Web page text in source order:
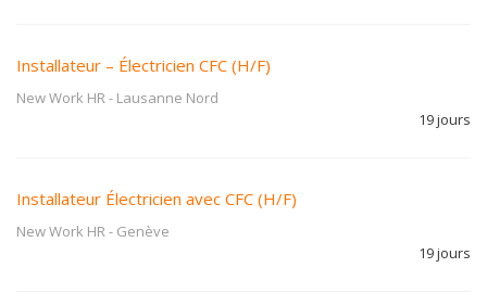
Installateur – Électricien CFC (H/F)
New Work HR- Lausanne Nord
19 jours
Installateur Électricien avec CFC (H/F)
New Work HR- Genève
19 jours